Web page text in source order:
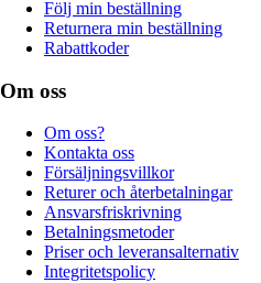
Följ min beställning
Returnera min beställning
Rabattkoder
Om oss
Om oss?
Kontakta oss
Försäljningsvillkor
Returer och återbetalningar
Ansvarsfriskrivning
Betalningsmetoder
Priser och leveransalternativ
Integritetspolicy